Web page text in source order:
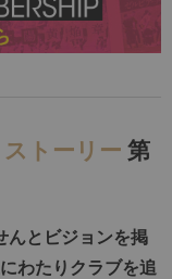
トーリー 第
んとビジョンを掲
わたりクラブを追